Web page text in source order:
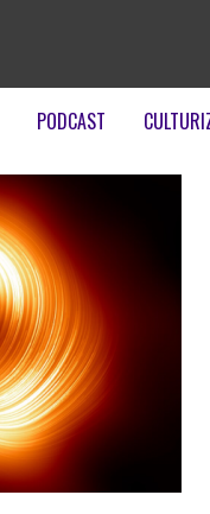
PODCAST